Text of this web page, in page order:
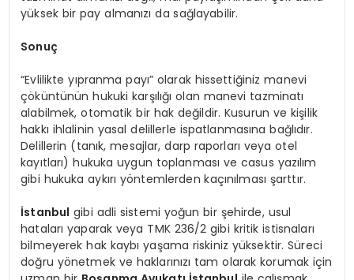
yüksek bir pay almanızı da sağlayabilir.
Sonuç
“Evlilikte yıpranma payı” olarak hissettiğiniz manevi
çöküntünün hukuki karşılığı olan manevi tazminatı
alabilmek, otomatik bir hak değildir. Kusurun ve kişilik
hakkı ihlalinin yasal delillerle ispatlanmasına bağlıdır.
Delillerin (tanık, mesajlar, darp raporları veya otel
kayıtları) hukuka uygun toplanması ve casus yazılım
gibi hukuka aykırı yöntemlerden kaçınılması şarttır.
İstanbul gibi adli sistemi yoğun bir şehirde, usul
hataları yaparak veya TMK 236/2 gibi kritik istisnaları
bilmeyerek hak kaybı yaşama riskiniz yüksektir. Süreci
doğru yönetmek ve haklarınızı tam olarak korumak için